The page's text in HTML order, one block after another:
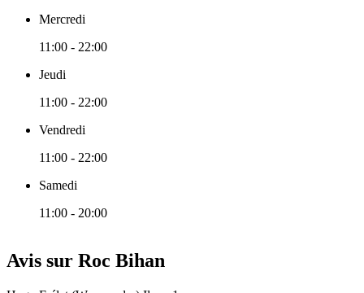
Mercredi
11:00 - 22:00
Jeudi
11:00 - 22:00
Vendredi
11:00 - 22:00
Samedi
11:00 - 20:00
Avis sur Roc Bihan